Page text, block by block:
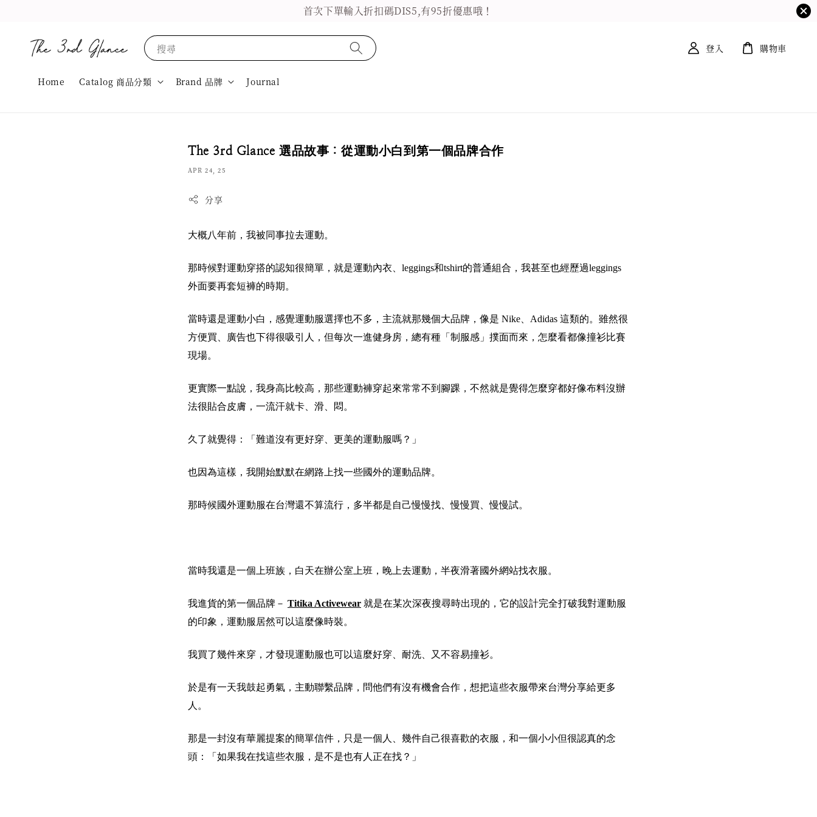
首次下單輸入折扣碼DIS5,有95折優惠哦！
搜尋
Home Catalog 商品分類 Brand 品牌 Journal
登入 購物車
The 3rd Glance 選品故事：從運動小白到第一個品牌合作
APR 24, 25
分享
大概八年前，我被同事拉去運動。
那時候對運動穿搭的認知很簡單，就是運動內衣、leggings和tshirt的普通組合，我甚至也經歷過leggings
外面要再套短褲的時期。
當時還是運動小白，感覺運動服選擇也不多，主流就那幾個大品牌 ，像是 Nike、Adidas 這類的。 雖然很
方便買、廣告也下得很吸引人，但每次一進健身房，總有種「制服感」撲面而來，怎麼看都像撞衫比賽
現場。
更實際一點說，我身高比較高，那些運動褲穿起來常常不到腳踝，不然就是覺得怎麼穿都好像布料沒辦
法很貼合皮膚，一流汗就卡、滑、悶。
久了就覺得：「難道沒有更好穿、更美的運動服嗎？」
也因為這樣，我開始默默在網路上找一些國外的運動品牌。
那時候國外運動服在台灣還不算流行，多半都是自己慢慢找、慢慢買、慢慢試。
當時我還是一個上班族，白天在辦公室上班，晚上去運動 ， 半夜滑著國外網站找衣服。
我進貨的第一個品牌－ Titika Activewear 就是在某次深夜搜尋時出現的 ， 它的設計完全打破我對運動服
的印象 ， 運動服居然可以這麼像時裝。
我買了幾件來穿，才發現運動服也可以這麼好穿、耐洗、又不容易撞衫。
於是有一天我鼓起勇氣，主動聯繫品牌，問他們有沒有機會合作，想把這些衣服帶來台灣分享給更多
人。
那是一封沒有華麗提案的簡單信件，只是一個人、幾件自己很喜歡的衣服，和一個小小但很認真的念
頭：
「如果我在找這些衣服，是不是也有人正在找？」